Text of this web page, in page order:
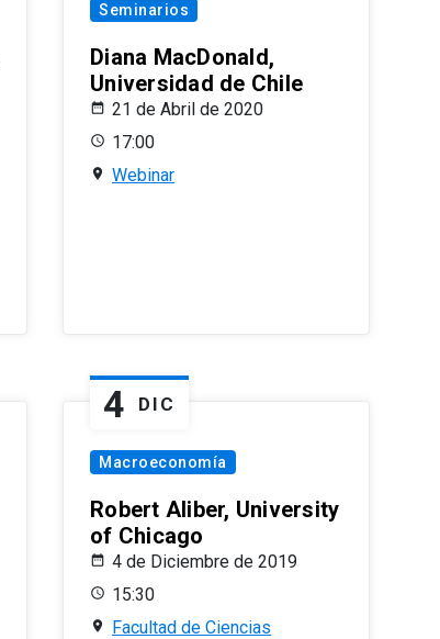
Seminarios
Diana MacDonald,
Universidad de Chile
21 de Abril de 2020
17:00
Webinar
4 DIC
Macroeconomía
Robert Aliber, University
of Chicago
4 de Diciembre de 2019
15:30
Facultad de Ciencias